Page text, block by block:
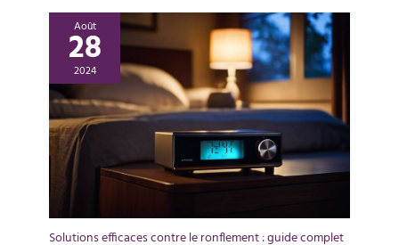
Août
28
2024
Solutions efficaces contre le ronflement : guide complet